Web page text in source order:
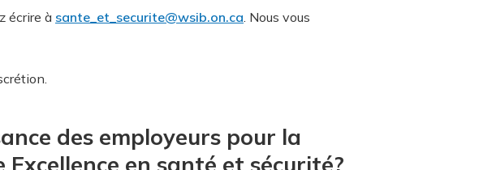
écrire à sante_et_securite@wsib.on.ca. Nous vous
des employeurs pour la
en santé et sécurité?